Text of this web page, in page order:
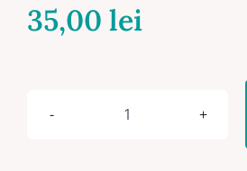
35,00 lei
Cantitate